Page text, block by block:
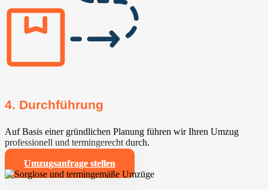
4. Durchführung
Auf Basis einer gründlichen Planung führen wir Ihren Umzug
professionell und termingerecht durch.
Umzugsanfrage stellen